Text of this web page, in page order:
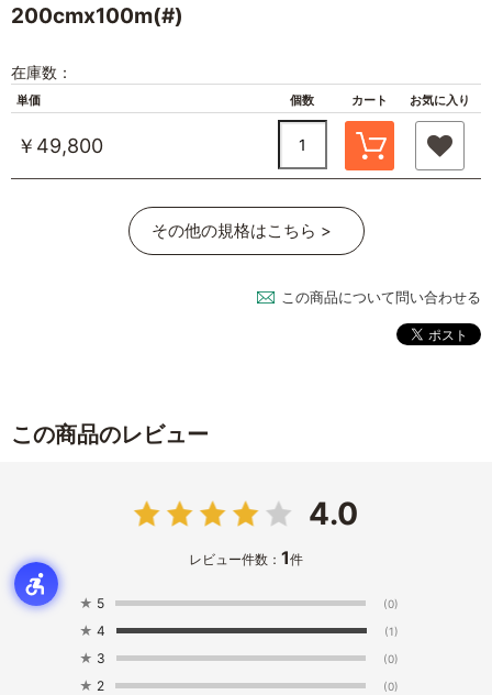
200cmx100m(#)
在庫数：
単価 個数 カート お気に入り
￥49,800
その他の規格はこちら >
この商品について問い合わせる
この商品のレビュー
4.0
レビュー件数： 1件
★ 5 (0)
★ 4 (1)
★ 3 (0)
★ 2 (0)